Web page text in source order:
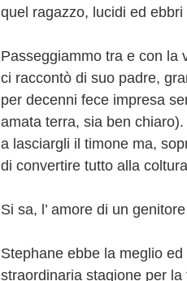
quel ragazzo, lucidi ed
Passeggiammo tra e con la
ci raccontò di suo padre,
per decenni fece impresa
amata terra, sia ben
a lasciargli il timone ma,
di convertire tutto alla
Si sa, l’ amore di un
Stephane ebbe la meglio
straordinaria stagione per la